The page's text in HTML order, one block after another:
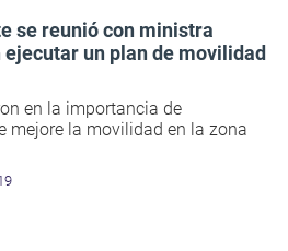
se reunió con ministra
un plan de movilidad
en la importancia de
mejore la movilidad en la zona